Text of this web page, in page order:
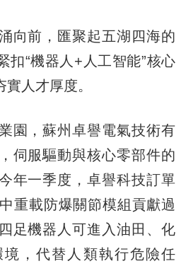
前，匯聚起五湖四海的
扣“機器人+人工智能”核心
人才厚度。
，蘇州卓譽電氣技術有
伺服驅動與核心零部件的
年一季度，卓譽科技訂單
重載防爆關節模組貢獻過
足機器人可進入油田、化
，代替人類執行危險任